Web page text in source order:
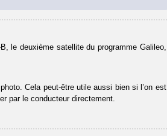
le deuxième satellite du programme Galileo,
Cela peut-être utile aussi bien si l’on est
par le conducteur directement.